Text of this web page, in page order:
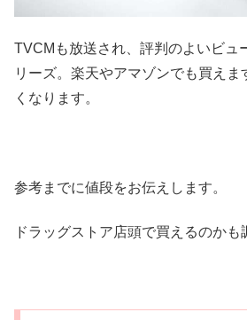
TVCMも放送され、評判のよいビュ
リーズ。楽天やアマゾンでも買えま
くなります。
参考までに値段をお伝えします。
ドラッグストア店頭で買えるのかも